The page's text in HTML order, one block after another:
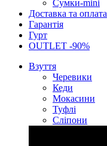
Сумки-mini
Доставка та оплата
Гарантія
Гурт
OUTLET -90%
Взуття
Черевики
Кеди
Мокасини
Туфлі
Сліпони